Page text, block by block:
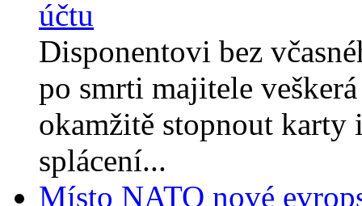
účtu
Disponentovi bez
po smrti majitele
okamžitě stopnout
splácení...
Místo NATO nové